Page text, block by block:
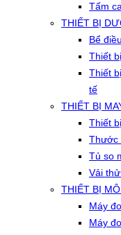
Tấm
THIẾT BỊ
Bể
Thiết
Thiết
tế
THIẾT BỊ
Thiết
Thước
Tủ so
Vải
THIẾT BỊ
Máy
Máy